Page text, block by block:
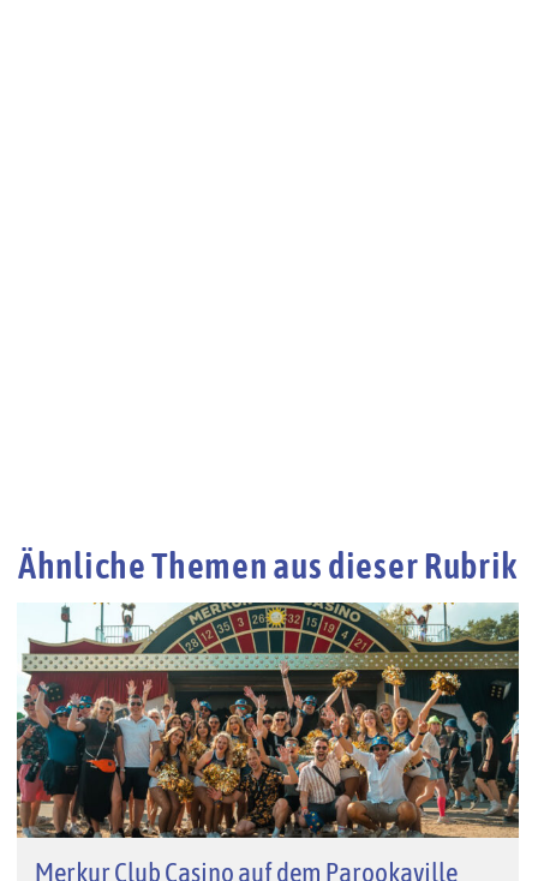
Ähnliche Themen aus dieser Rubrik
Merkur Club Casino auf dem Parookaville